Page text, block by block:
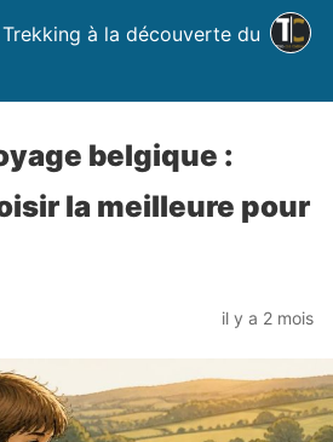
à la découverte du
belgique :
la meilleure pour
il y a 2 mois